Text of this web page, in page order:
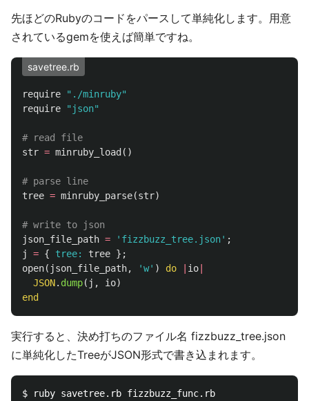
先ほどのRubyのコードをパースして単純化します。用意
されているgemを使えば簡単ですね。
savetree.rb
require
"./minruby"
require
"json"
# read file
str = minruby_load ()
# parse line
tree = minruby_parse(str)
# write to json
json_file_path = 'fizzbuzz_tree.json' ;
j
= { tree: tree };
open( json_file_path, 'w' ) do io
JSON. dump( j , io)
end
実行すると、決め打ちのファイル名 fizzbuzz_tree.json
に単純化したTreeがJSON形式で書き込まれます。